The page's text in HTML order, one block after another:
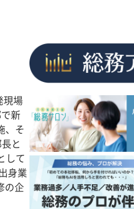
現場
新
、そ
と
して
身業
の企